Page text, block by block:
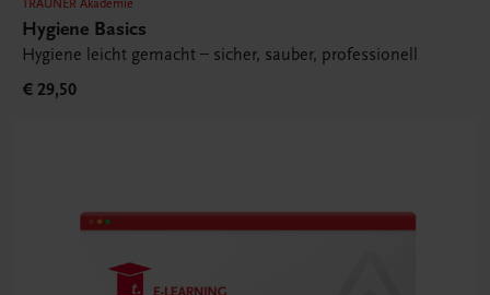
Hygiene Basics
Hygiene leicht gemacht – sicher, sauber, professionell
€ 29,50